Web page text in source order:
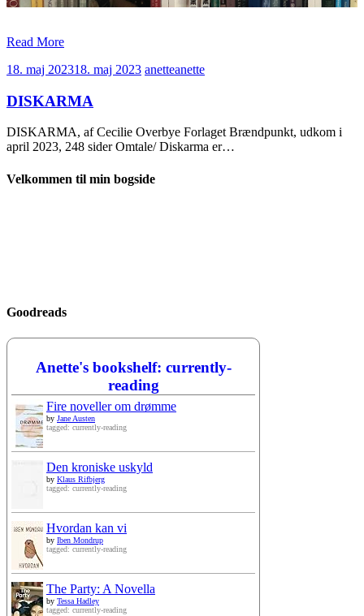
Read More
18. maj 202318. maj 2023 anetteanette
DISKARMA
DISKARMA, af Cecilie Overbye Forlaget Brændpunkt, udkom i
april 2023, 248 sider Omtale/ Diskarma er…
Velkommen til min bogside
Goodreads
Anette's bookshelf: currently-
reading
Fire noveller om drømme
by Jane Austen
tagged: currently-reading
Den kroniske uskyld
by Klaus Rifbjerg
tagged: currently-reading
Hvordan kan vi
by Iben Mondrup
tagged: currently-reading
The Party: A Novella
by Tessa Hadley
tagged: currently-reading